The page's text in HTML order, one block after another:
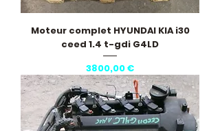
Moteur complet HYUNDAI KIA i30
ceed 1.4 t-gdi G4LD
Precio
3800,00 €